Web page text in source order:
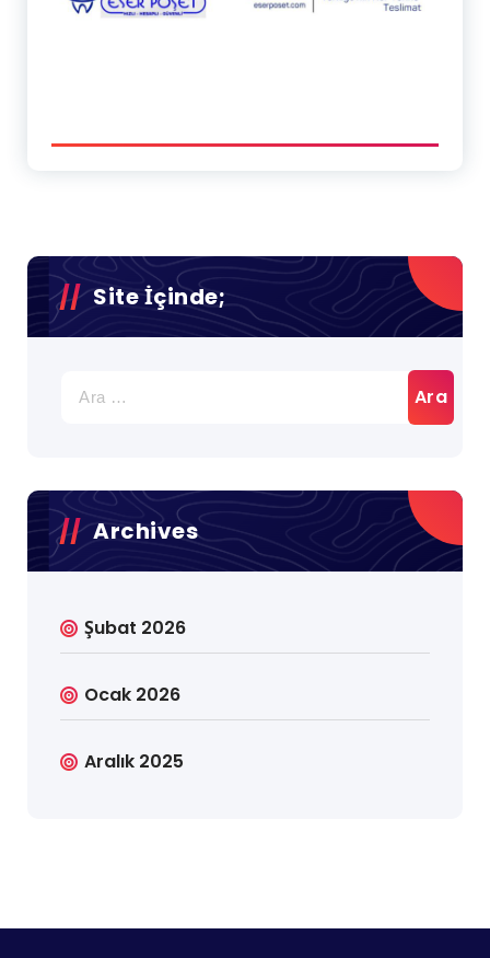
Site İçinde;
Archives
Şubat 2026
Ocak 2026
Aralık 2025